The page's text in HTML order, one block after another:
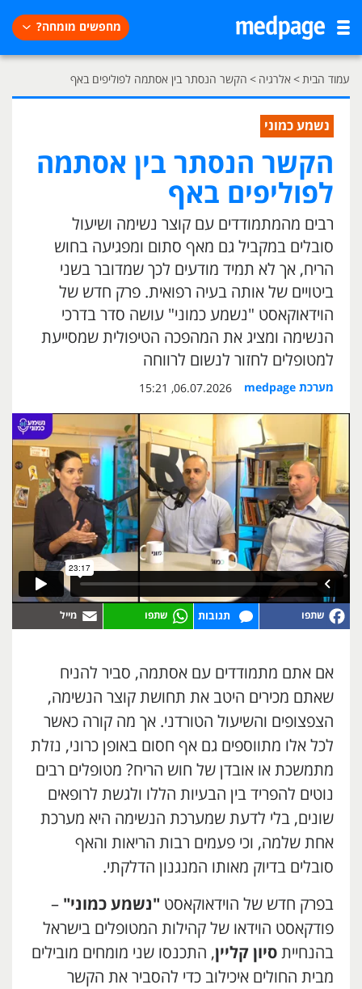
מחפשים מומחה?
עמוד הבית> אלרגיה > הקשר הנסתר בין אסתמה לפוליפים באף
נשמע כמוני
הקשר הנסתר בין אסתמה
לפוליפים באף
רבים מהמתמודדים עם קוצר נשימה ושיעול
סובלים במקביל גם מאף סתום ומפגיעה בחוש
הריח, אך לא תמיד מודעים לכך שמדובר בשני
ביטויים של אותה בעיה רפואית. פרק חדש של
הוידאוקאסט "נשמע כמוני" עושה סדר בדרכי
הנשימה ומציג את המהפכה הטיפולית שמסייעת
למטופלים לחזור לנשום לרווחה
מערכת medpage 06.07.2026, 15:21
תגובות
אם אתם מתמודדים עם אסתמה, סביר להניח
שאתם מכירים היטב את תחושת קוצר הנשימה,
הצפצופים והשיעול הטורדני. אך מה קורה כאשר
לכל אלו מתווספים גם אף חסום באופן כרוני, נזלת
מתמשכת או אובדן של חוש הריח? מטופלים רבים
נוטים להפריד בין הבעיות הללו ולגשת לרופאים
שונים, בלי לדעת שמערכת הנשימה היא מערכת
אחת שלמה, וכי פעמים רבות הריאות והאף
סובלים בדיוק מאותו המנגנון הדלקתי.
בפרק חדש של הוידאוקאסט "נשמע כמוני" –
פודקאסט הוידאו של קהילות המטופלים בישראל
בהנחיית סיון קליין, התכנסו שני מומחים מובילים
מבית החולים איכילוב כדי להסביר את הקשר